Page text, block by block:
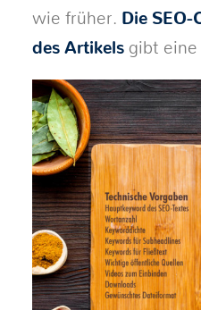
wie früher. Die SEO-
des Artikels gibt eine